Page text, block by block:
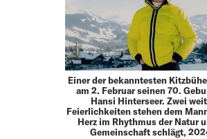
Einer der bekanntesten
am 2. Februar seinen 70.
Hansi Hinterseer. Zwei
Feierlichkeiten stehen dem
Herz im Rhythmus der Natur
Gemeinschaft schlägt,